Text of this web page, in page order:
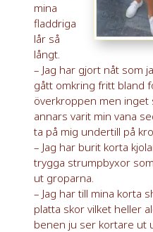
mina
fladdriga
lår så
långt.
– Jag har gjort nåt som
gått omkring fritt bland
överkroppen men inget
annars varit min vana
ta på mig undertill på
– Jag har burit korta
trygga strumpbyxor
ut groparna.
– Jag har till mina korta
platta skor vilket heller
benen ju ser kortare ut